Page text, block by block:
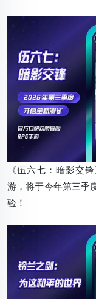
《伍六七：暗影交
游，将于今年第三季
验！